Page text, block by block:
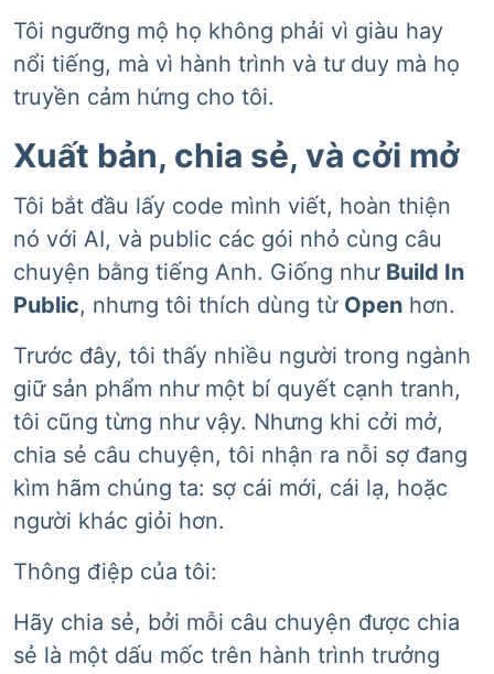
Tôi ngưỡng mộ họ không phải vì giàu hay
nổi tiếng, mà vì hành trình và tư duy mà họ
truyền cảm hứng cho tôi.
Xuất bản, chia sẻ, và cởi mở
Tôi bắt đầu lấy code mình viết, hoàn thiện
nó với AI, và public các gói nhỏ cùng câu
chuyện bằng tiếng Anh. Giống như Build In
Public, nhưng tôi thích dùng từ Open hơn.
Trước đây, tôi thấy nhiều người trong ngành
giữ sản phẩm như một bí quyết cạnh tranh,
tôi cũng từng như vậy. Nhưng khi cởi mở,
chia sẻ câu chuyện, tôi nhận ra nỗi sợ đang
kìm hãm chúng ta: sợ cái mới, cái lạ, hoặc
người khác giỏi hơn.
Thông điệp của tôi:
Hãy chia sẻ, bởi mỗi câu chuyện được chia
sẻ là một dấu mốc trên hành trình trưởng